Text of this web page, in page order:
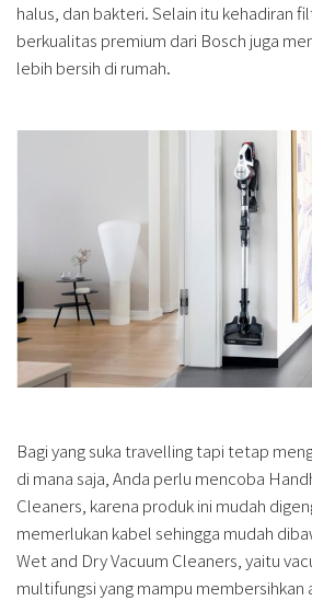
halus, dan bakteri. Selain itu kehadiran
berkualitas premium dari Bosch juga
lebih bersih di rumah.
Bagi yang suka travelling tapi tetap
di mana saja, Anda perlu mencoba
Cleaners, karena produk ini mudah
memerlukan kabel sehingga mudah
Wet and Dry Vacuum Cleaners, yaitu
multifungsi yang mampu membersihkan